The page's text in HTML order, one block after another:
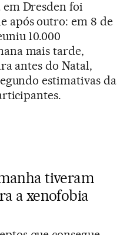
Dresden foi
após outro: em 8 de
10.000
mais tarde,
antes do Natal,
estimativas da
tiveram
a xenofobia